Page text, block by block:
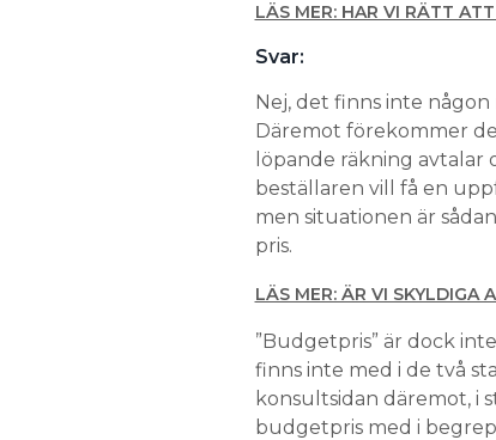
LÄS MER: HAR VI RÄTT
Svar:
Nej, det finns inte
Däremot förekommer
löpande räkning avtalar
beställaren vill få en
men situationen är
pris.
LÄS MER: ÄR VI SKYLDIGA
”Budgetpris” är dock
finns inte med i de två
konsultsidan däremot, i
budgetpris med i